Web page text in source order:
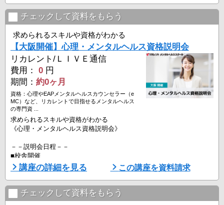
い。
▼リカレント新宿
8月11日（火祝）10:00-12:30 ※
8月26日（水）18:45-21:15 ※
■オンライン開催
・全国にお住まいの方対象
8月8日（土）16:00-18:30 ※
8月18日（火）14:00-16:30 ※
8月22日（土）16:00-18:3 ...
チェックして資料をもらう
求められるスキルや資格がわかる
【大阪開催】心理・メンタルヘルス資格説明会
リカレント/ＬＩＶＥ通信
費用：
0 円
期間： 約0ヶ月
資格：心理やEAPメンタルヘルスカウンセラー（e
MC）など、リカレントで目指せるメンタルヘルス
の専門資 ...
求められるスキルや資格がわかる
《心理・メンタルヘルス資格説明会》
－－説明会日程－－
■校舎開催
▼リカレント大阪
8月9日（日）14:00-16:30
8月29日（土）14:00-16:30 ＊
■オンライン開催
講座の詳細を見る この講座を資料請求
チェックして資料をもらう